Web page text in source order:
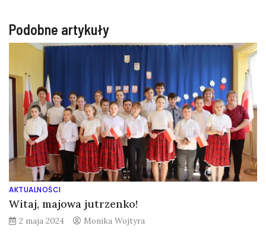
Podobne artykuły
AKTUALNOŚCI
Witaj, majowa jutrzenko!
2 maja 2024 Monika Wojtyra